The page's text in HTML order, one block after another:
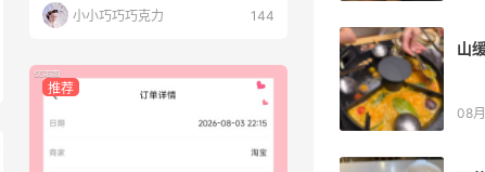
小小巧巧巧克力 144
推荐
利到账！
山
08